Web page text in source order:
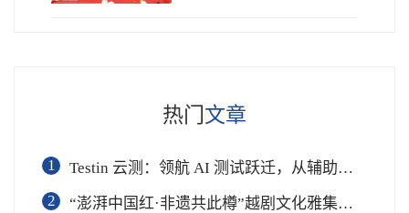
热门 文章
1
Testin 云测：领航 AI 测试跃迁，从辅助工具到软件工程基础设施
2
“澎湃中国红·非遗共此樽”越剧文化雅集在杭举行